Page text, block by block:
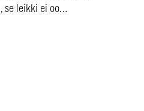
se leikki ei oo…